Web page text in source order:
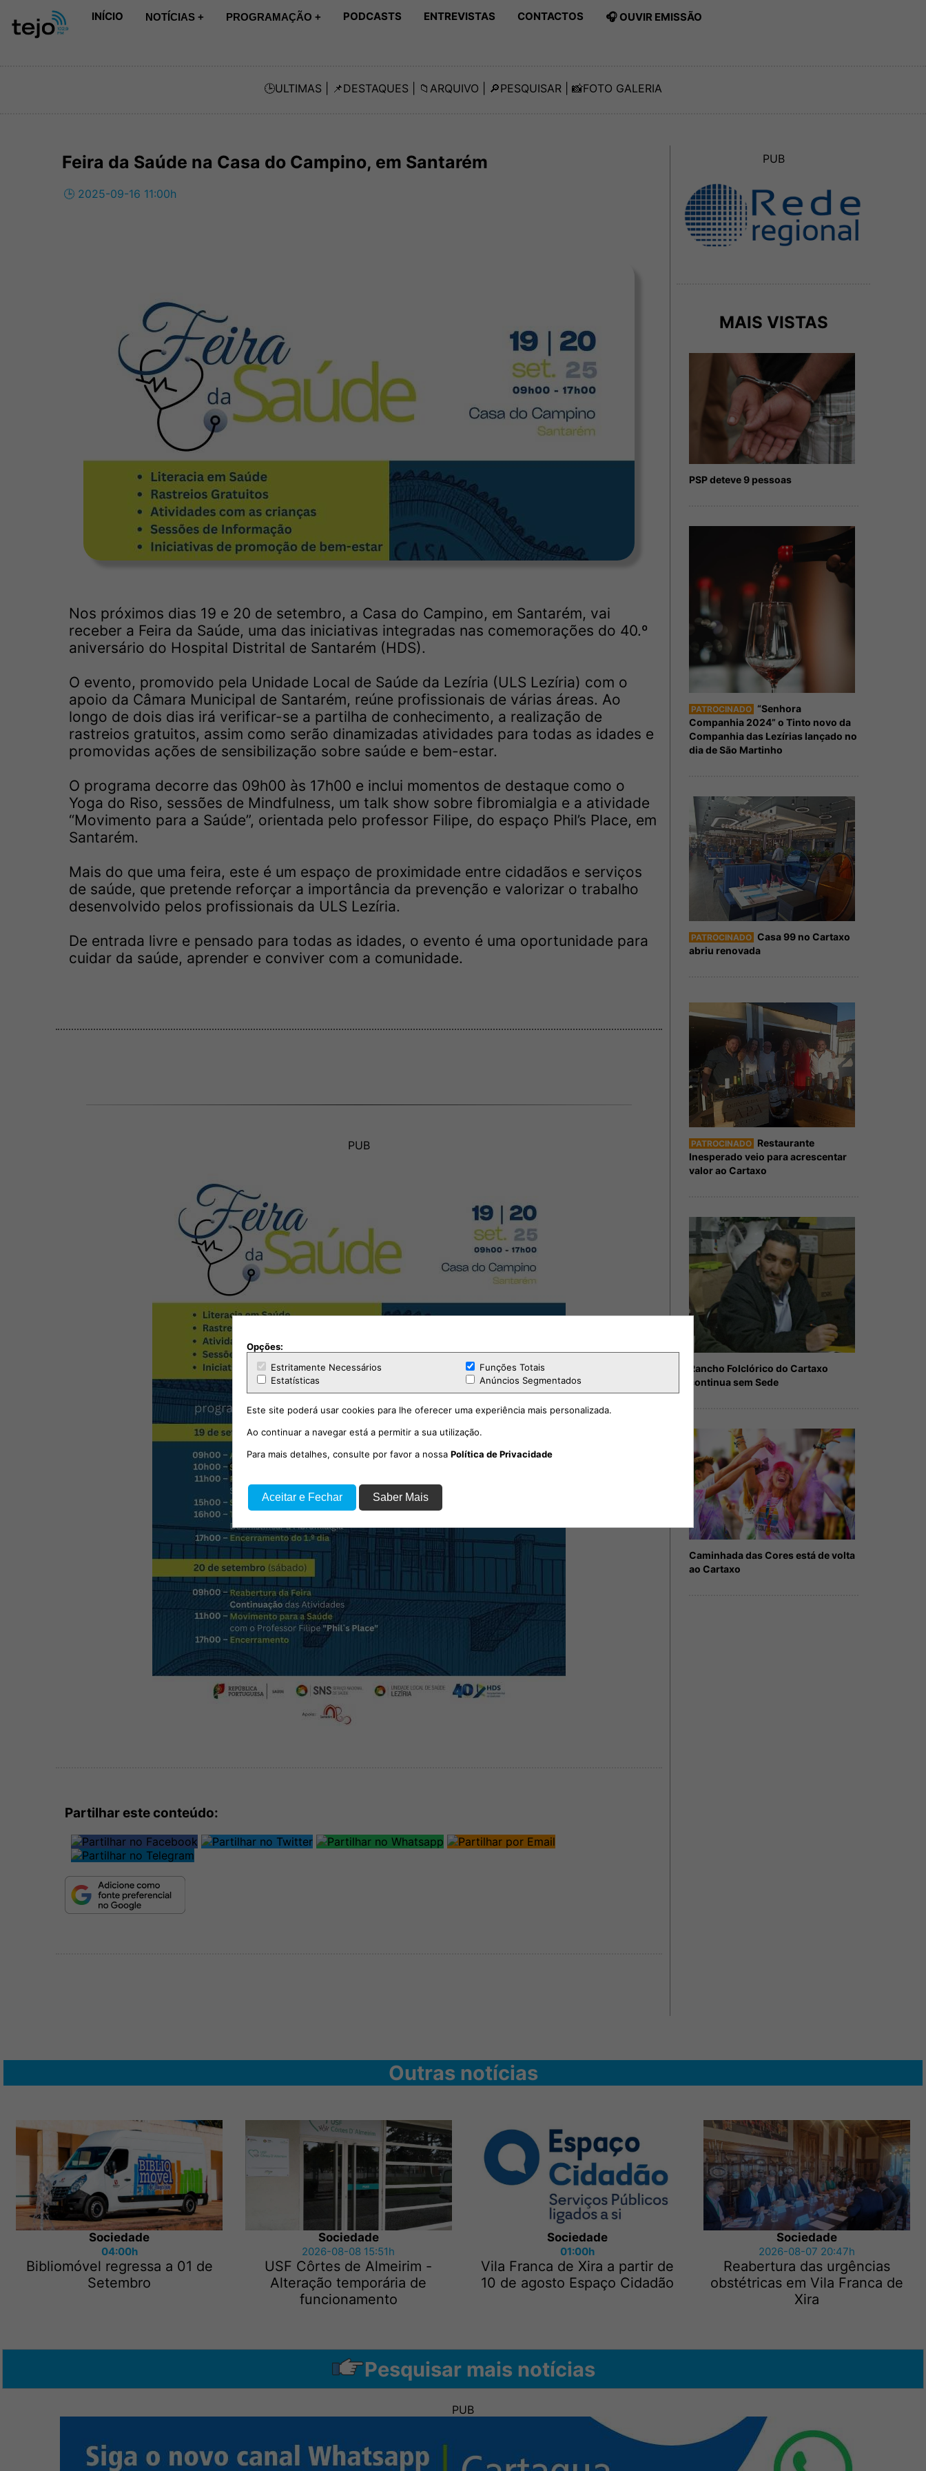
INÍCIO NOTÍCIAS + PROGRAMAÇÃO + PODCASTS ENTREVISTAS CONTACTOS 🎧 OUVIR EMISSÃO
🕒ULTIMAS | 📌DESTAQUES | 📁 ARQUIVO | 🔎PESQUISAR | 📸FOTO GALERIA
Feira da Saúde na Casa do Campino, em Santarém
🕒 2025-09-16 11:00h
Nos próximos dias 19 e 20 de setembro, a Casa do Campino, em Santarém, vai
receber a Feira da Saúde, uma das iniciativas integradas nas comemorações do 40.º
aniversário do Hospital Distrital de Santarém (HDS).
O evento, promovido pela Unidade Local de Saúde da Lezíria (ULS Lezíria) com o
apoio da Câmara Municipal de Santarém, reúne profissionais de várias áreas. Ao
longo de dois dias irá verificar-se a partilha de conhecimento, a realização de
rastreios gratuitos, assim como serão dinamizadas atividades para todas as idades e
promovidas ações de sensibilização sobre saúde e bem-estar.
O programa decorre das 09h00 às 17h00 e inclui momentos de destaque como o
Yoga do Riso, sessões de Mindfulness, um talk show sobre fibromialgia e a atividade
“Movimento para a Saúde”, orientada pelo professor Filipe, do espaço Phil’s Place, em
Santarém.
Mais do que uma feira, este é um espaço de proximidade entre cidadãos e serviços
de saúde, que pretende reforçar a importância da prevenção e valorizar o trabalho
desenvolvido pelos profissionais da ULS Lezíria.
De entrada livre e pensado para todas as idades, o evento é uma oportunidade para
cuidar da saúde, aprender e conviver com a comunidade.
PUB
Partilhar este conteúdo:
PUB
MAIS VISTAS
PSP deteve 9 pessoas
PATROCINADO “Senhora
Companhia 2024” o Tinto novo da
Companhia das Lezírias lançado no
dia de São Martinho
PATROCINADO Casa 99 no Cartaxo
abriu renovada
PATROCINADO Restaurante
Inesperado veio para acrescentar
valor ao Cartaxo
Rancho Folclórico do Cartaxo
continua sem Sede
Caminhada das Cores está de volta
ao Cartaxo
Outras notícias
Sociedade
04:00h
Bibliomóvel regressa a 01 de
Setembro
Sociedade
2026-08-08 15:51h
USF Côrtes de Almeirim -
Alteração temporária de
funcionamento
Sociedade
01:00h
Vila Franca de Xira a partir de
10 de agosto Espaço Cidadão
Sociedade
2026-08-07 20:47h
Reabertura das urgências
obstétricas em Vila Franca de
Xira
Pesquisar mais notícias
PUB
Opções:
Estritamente Necessários
Funções Totais
Estatísticas
Anúncios Segmentados
Este site poderá usar cookies para lhe oferecer uma experiência mais personalizada.
Ao continuar a navegar está a permitir a sua utilização.
Para mais detalhes, consulte por favor a nossa Política de Privacidade
Aceitar e Fechar Saber Mais